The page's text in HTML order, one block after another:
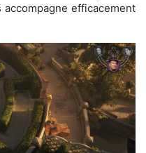
accompagne efficacement